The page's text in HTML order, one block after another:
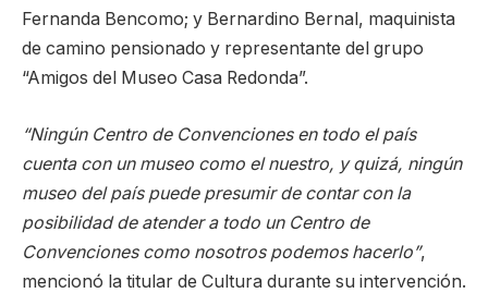
Fernanda Bencomo; y Bernardino Bernal, maquinista
de camino pensionado y representante del grupo
“Amigos del Museo Casa Redonda”.
“Ningún Centro de Convenciones en todo el país
cuenta con un museo como el nuestro, y quizá, ningún
museo del país puede presumir de contar con la
posibilidad de atender a todo un Centro de
Convenciones como nosotros podemos hacerlo”,
mencionó la titular de Cultura durante su intervención.